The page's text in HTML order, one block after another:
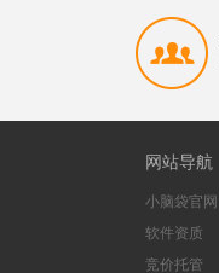
网站导航
小脑袋官网
软件资质
竞价托管